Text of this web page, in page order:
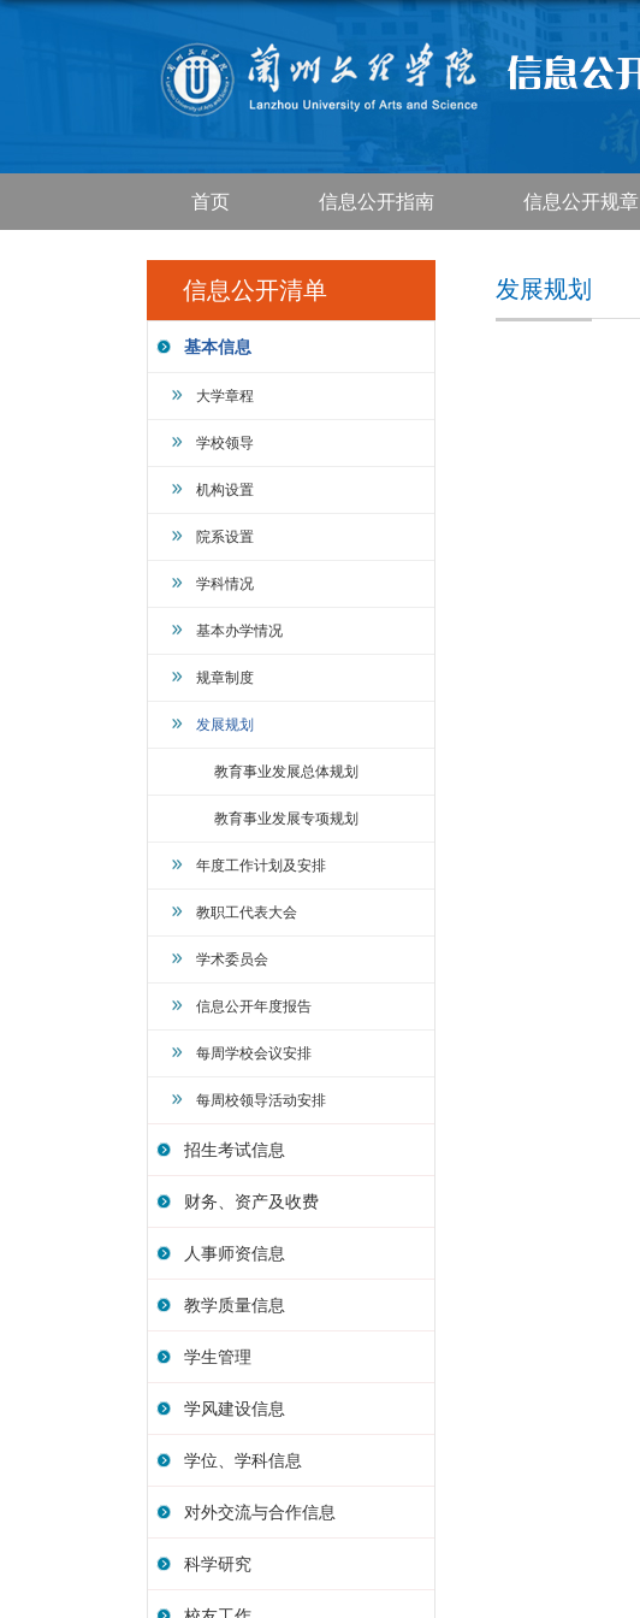
首页 信息公开指南 信息公开规章
信息公开清单
基本信息
大学章程
学校领导
机构设置
院系设置
学科情况
基本办学情况
规章制度
发展规划
教育事业发展总体规划
教育事业发展专项规划
年度工作计划及安排
教职工代表大会
学术委员会
信息公开年度报告
每周学校会议安排
每周校领导活动安排
招生考试信息
财务、资产及收费
人事师资信息
教学质量信息
学生管理
学风建设信息
学位、学科信息
对外交流与合作信息
科学研究
发展规划